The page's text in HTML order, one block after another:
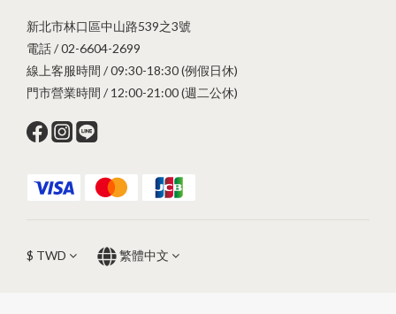
新北市林口區中山路539之3號
電話 / 02-6604-2699
線上客服時間 / 09:30-18:30 (例假日休)
門市營業時間 / 12:00-21:00 (週二公休)
$ TWD 繁體中文